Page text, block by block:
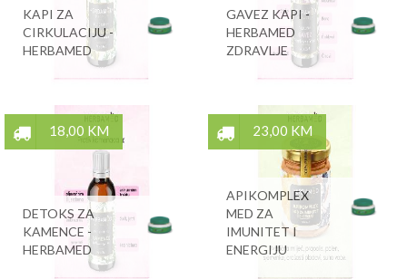
KAPI ZA
CIRKULACIJU -
HERBAMED
GAVEZ KAPI -
HERBAMED
ZDRAVLJE
18,00 KM
DETOKS ZA
KAMENCE -
HERBAMED
23,00 KM
APIKOMPLEX
MED ZA
IMUNITET I
ENERGIJU